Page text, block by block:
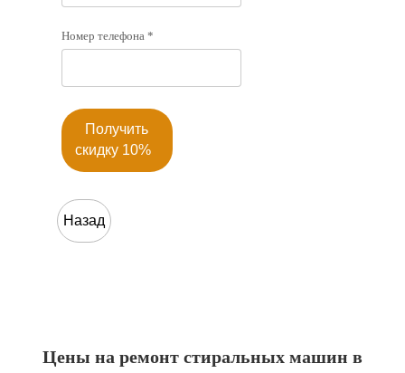
Номер телефона *
Получить
скидку 10%
Назад
Цены на ремонт стиральных машин в